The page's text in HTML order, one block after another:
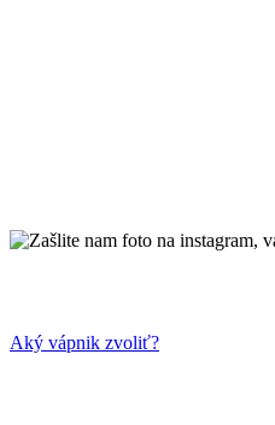
Aký vápnik zvoliť?